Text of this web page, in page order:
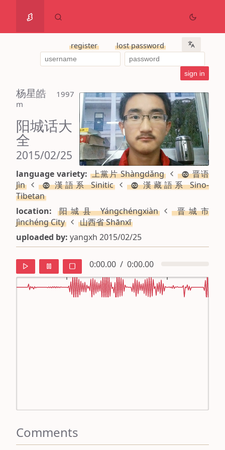
register lost password
杨星皓
1997
m
阳城话大
全
2015/02/25
language variety: 上黨片 Shàngdǎng
晋语
Jìn
漢語系 Sinitic
漢藏語系 Sino-
Tibetan
location:
阳城县 Yángchéngxiàn
晋城市
Jìnchéng City
山西省 Shānxī
uploaded by: yangxh 2015/02/25
0:00.00 / 0:00.00
Comments